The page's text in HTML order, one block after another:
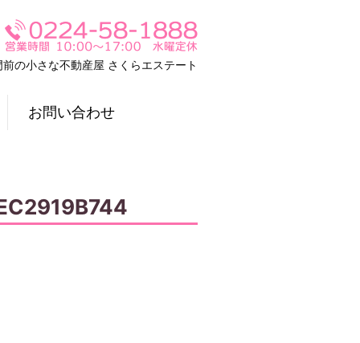
の小さな不動産屋 さくらエステート
お問い合わせ